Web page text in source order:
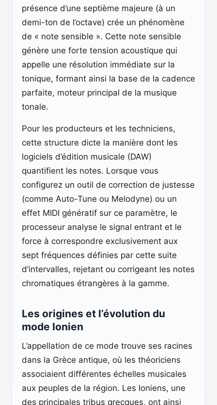
présence d’une septième majeure (à un
demi-ton de l’octave) crée un phénomène
de « note sensible ». Cette note sensible
génère une forte tension acoustique qui
appelle une résolution immédiate sur la
tonique, formant ainsi la base de la cadence
parfaite, moteur principal de la musique
tonale.
Pour les producteurs et les techniciens,
cette structure dicte la manière dont les
logiciels d’édition musicale (DAW)
quantifient les notes. Lorsque vous
configurez un outil de correction de justesse
(comme Auto-Tune ou Melodyne) ou un
effet MIDI génératif sur ce paramètre, le
processeur analyse le signal entrant et le
force à correspondre exclusivement aux
sept fréquences définies par cette suite
d’intervalles, rejetant ou corrigeant les notes
chromatiques étrangères à la gamme.
Les origines et l’évolution du
mode Ionien
L’appellation de ce mode trouve ses racines
dans la Grèce antique, où les théoriciens
associaient différentes échelles musicales
aux peuples de la région. Les Ioniens, une
des principales tribus grecques, ont ainsi